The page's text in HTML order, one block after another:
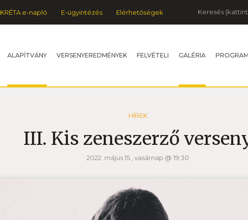
KRÉTA e-napló E-ügyintézés Elérhetőségek Keresés
ALAPÍTVÁNY VERSENYEREDMÉNYEK FELVÉTELI GALÉRIA
HÍREK
III. Kis zeneszerző
2022. május 15., vasárnap @ 19:30